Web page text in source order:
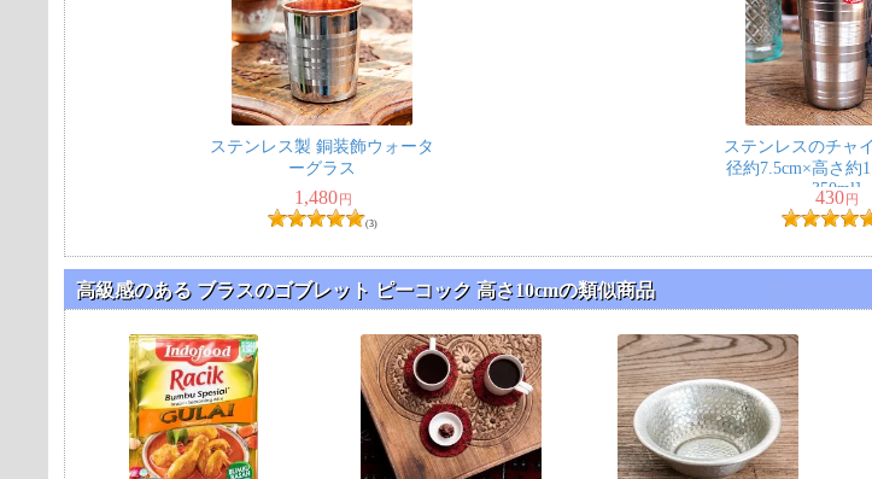
ステンレス製 銅装飾ウォータ
ーグラス
1,480 円
(3)
ステンレスのチャ
径約7.5cm×高さ
350ml]
430円
高級感のある ブラスのゴブレット ピーコック 高さ10cmの類似商品